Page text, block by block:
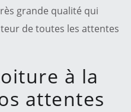
grande qualité qui
de toutes les attentes
à la
attentes